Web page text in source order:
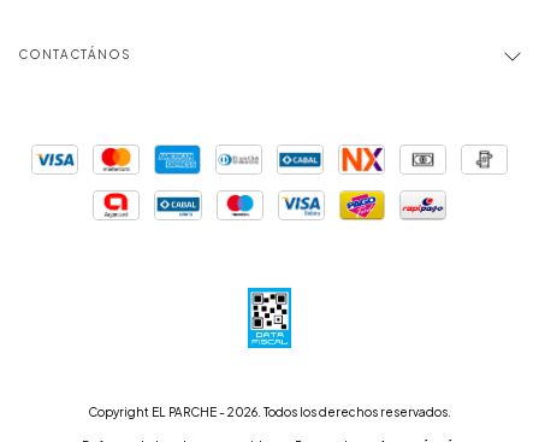
CONTACTÁNOS
Copyright EL PARCHE - 2026. Todos los derechos reservados.